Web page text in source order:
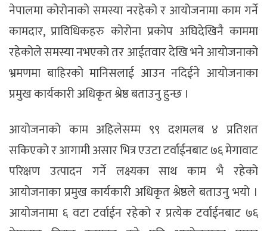
नेपालमा कोरोनाको समस्या नरहेको र आयोजनामा काम गर्ने
कामदार, प्राविधिकहरु कोरोना प्रकोप अघिदेखिनै काममा
रहेकोले समस्या नभएको तर आईतवार देखि भने आयोजनाको
भ्रमणमा बाहिरको मानिसलाई आउन नदिईने आयोजनाका
प्रमुख कार्यकारी अधिकृत श्रेष्ठ बताउनु हुन्छ ।
आयोजनाको काम अहिलेसम्म ९९ दशमलब ४ प्रतिशत
सकिएको र आगामी असार भित्र एउटा टर्वाईनबाट ७६ मेगावाट
परिक्षण उत्पादन गर्ने लक्ष्यका साथ काम भै रहेको
आयोजनाका प्रमुख कार्यकारी अधिकृत श्रेष्ठले बताउनु भयो ।
आयोजनामा ६ वटा टर्वाईन रहेको र प्रत्येक टर्वाईनबाट ७६